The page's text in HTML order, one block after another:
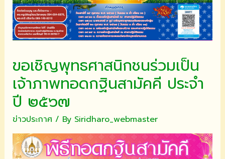
ขอเชิญพุทธศาสนิกชนร่วมเป็น
เจ้าภาพทอดกฐินสามัคคี ประจำ
ปี ๒๕๖๗
ข่าวประกาศ/ By Siridharo_webmaster